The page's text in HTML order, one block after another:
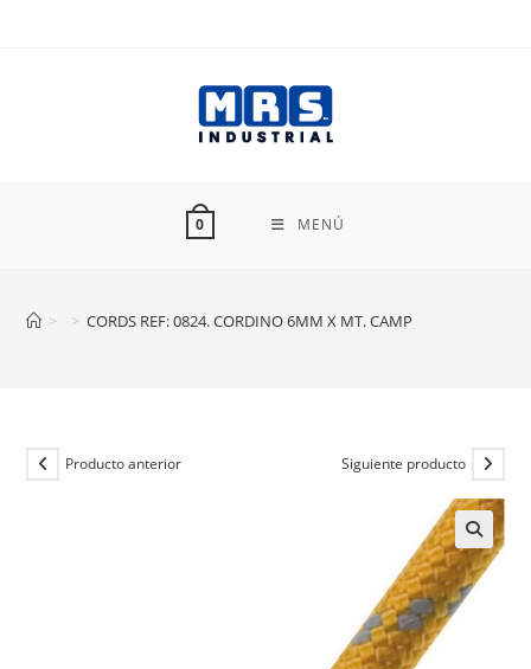
0 MENÚ
> > CORDS REF: 0824. CORDINO 6MM X MT. CAMP
Producto anterior Siguiente producto